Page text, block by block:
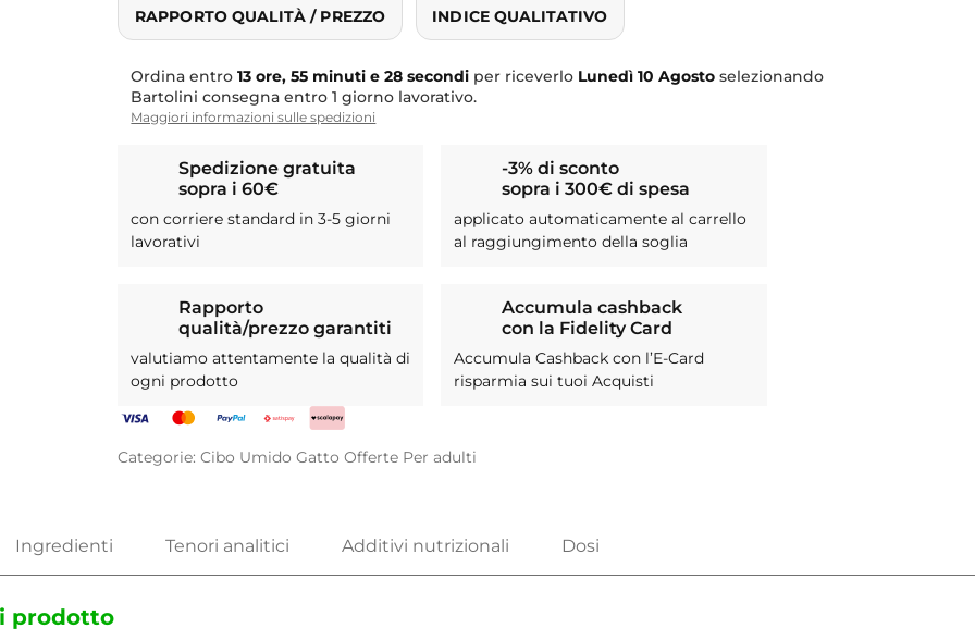
RAPPORTO QUALITÀ / PREZZO
INDICE QUALITATIVO
Ordina entro13 ore, 55 minuti e 28 secondi per riceverlo Lunedì 10 Agosto selezionando
Bartolini consegna entro 1 giorno lavorativo.
Maggiori informazioni sulle spedizioni
Spedizione gratuita
sopra i 60€
con corriere standard in 3-5 giorni
lavorativi
-3% di sconto
sopra i 300€ di spesa
applicato automaticamente al carrello
al raggiungimento della soglia
Rapporto
qualità/prezzo garantiti
valutiamo attentamente la qualità di
ogni prodotto
Accumula cashback
con la Fidelity Card
Accumula Cashback con l’E-Card
risparmia sui tuoi Acquisti
Categorie:Cibo Umido Gatto Offerte Per adulti
prodotto